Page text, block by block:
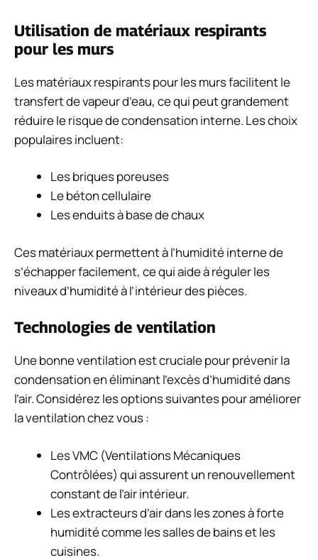
Utilisation de matériaux respirants
pour les murs
Les matériaux respirants pour les murs facilitent le
transfert de vapeur d’eau, ce qui peut grandement
réduire le risque de condensation interne. Les choix
populaires incluent:
Les briques poreuses
Le béton cellulaire
Les enduits à base de chaux
Ces matériaux permettent à l’humidité interne de
s’échapper facilement, ce qui aide à réguler les
niveaux d’humidité à l’intérieur des pièces.
Technologies de ventilation
Une bonne ventilation est cruciale pour prévenir la
condensation en éliminant l’excès d’humidité dans
l’air. Considérez les options suivantes pour améliorer
la ventilation chez vous :
Les VMC (Ventilations Mécaniques
Contrôlées) qui assurent un renouvellement
constant de l’air intérieur.
Les extracteurs d’air dans les zones à forte
humidité comme les salles de bains et les
cuisines.